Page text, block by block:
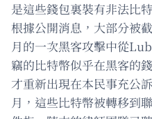
是這些錢包裏裝有非法比
根據公開消息，大部分被
月的一次黑客攻擊中從
竊的比特幣似乎在黑客的
才重新出現在本民事充公
月，這些比特幣被轉移到